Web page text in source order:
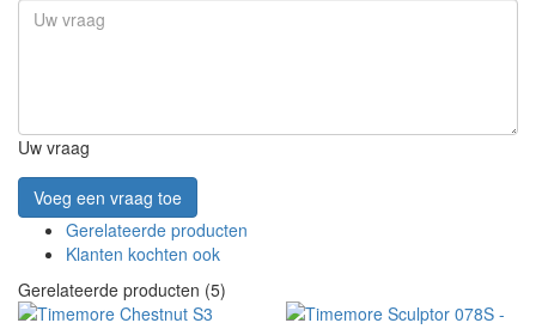
Uw vraag
Voeg een vraag toe
Gerelateerde producten
Klanten kochten ook
Gerelateerde producten (5)